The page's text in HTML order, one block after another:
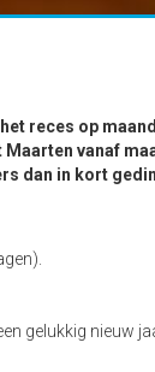
reces op
vanaf
dan in kort
gelukkig nieuw